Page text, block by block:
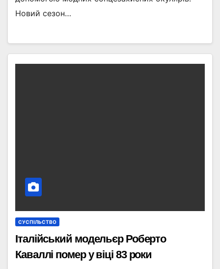
Новий сезон…
СУСПІЛЬСТВО
Італійський модельєр Роберто
Каваллі помер у віці 83 роки